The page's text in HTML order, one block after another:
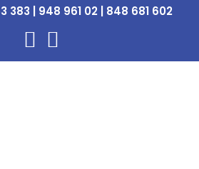
383 | 948 961 02 | 848 681 602